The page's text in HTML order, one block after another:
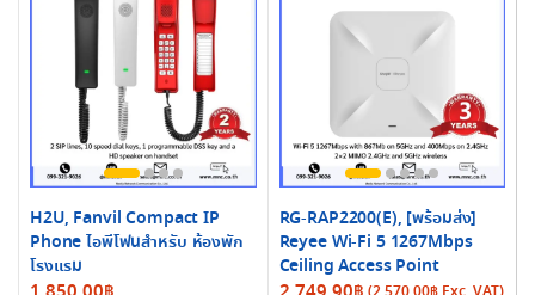
H2U, Fanvil Compact IP
Phone ไอพีโฟนสำหรับ ห้องพัก
โรงแรม
RG-RAP2200(E), [พร้อมส่ง]
Reyee Wi-Fi 5 1267Mbps
Ceiling Access Point